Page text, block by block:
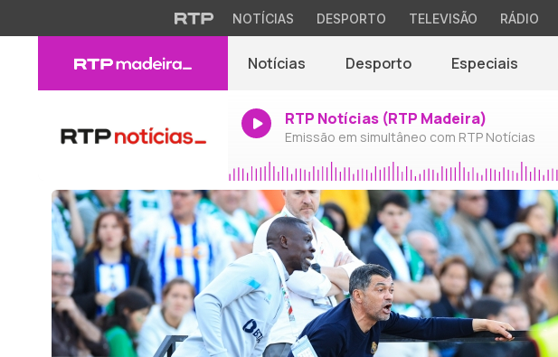
NOTÍCIAS DESPORTO TELEVISÃO RÁDIO
Notícias Desporto Especiais
RTP Notícias (RTP Madeira)
Emissão em simultâneo com RTP Notícias